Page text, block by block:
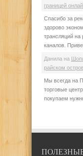
границей
Спасибо за
здорово
трансляций на
каналов.
Данила на
райском
Мы всегда на
торговые
покупаем